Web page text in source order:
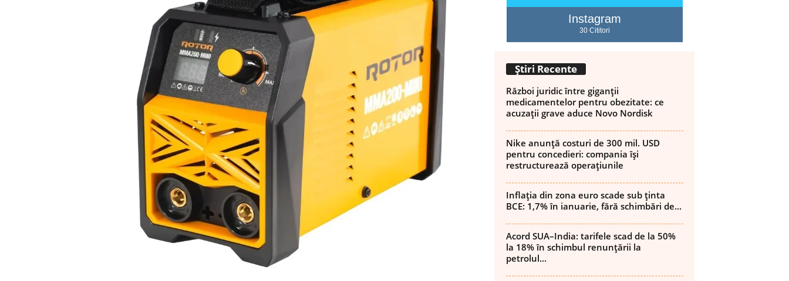
Instagram
30 Cititori
Știri Recente
Război juridic între giganții
medicamentelor pentru obezitate: ce
acuzații grave aduce Novo Nordisk
Nike anunță costuri de 300 mil. USD
pentru concedieri: compania își
restructurează operațiunile
Inflația din zona euro scade sub ținta
BCE: 1,7% în ianuarie, fără schimbări de...
Acord SUA–India: tarifele scad de la 50%
la 18% în schimbul renunțării la
petrolul...